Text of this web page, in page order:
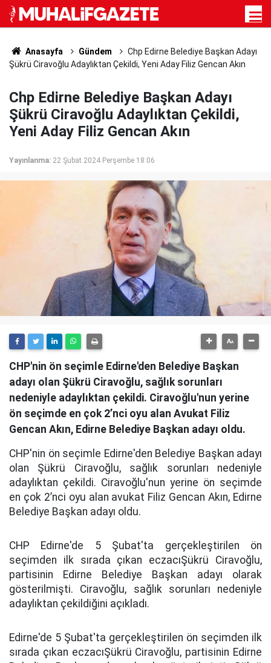
Anasayfa Gündem
Chp Edirne Belediye Başkan Adayı
Şükrü Ciravoğlu Adaylıktan Çekildi, Yeni Aday Filiz Gencan Akın
Chp Edirne Belediye Başkan Adayı
Şükrü Ciravoğlu Adaylıktan Çekildi,
Yeni Aday Filiz Gencan Akın
Yayınlanma: 22 Şubat 2024 Perşembe 18:06
CHP'nin ön seçimle Edirne'den Belediye Başkan
adayı olan Şükrü Ciravoğlu, sağlık sorunları
nedeniyle adaylıktan çekildi. Ciravoğlu'nun yerine
ön seçimde en çok 2’nci oyu alan Avukat Filiz
Gencan Akın, Edirne Belediye Başkan adayı oldu.
CHP'nin ön seçimle Edirne'den Belediye Başkan adayı
olan Şükrü Ciravoğlu, sağlık sorunları nedeniyle
adaylıktan çekildi. Ciravoğlu'nun yerine ön seçimde
en çok 2’nci oyu alan avukat Filiz Gencan Akın, Edirne
Belediye Başkan adayı oldu.
CHP Edirne'de 5 Şubat'ta gerçekleştirilen ön
seçimden ilk sırada çıkan eczacıŞükrü Ciravoğlu,
partisinin Edirne Belediye Başkan adayı olarak
gösterilmişti. Ciravoğlu, sağlık sorunları nedeniyle
adaylıktan çekildiğini açıkladı.
Edirne'de 5 Şubat'ta gerçekleştirilen ön seçimden ilk
sırada çıkan eczacıŞükrü Ciravoğlu, partisinin Edirne